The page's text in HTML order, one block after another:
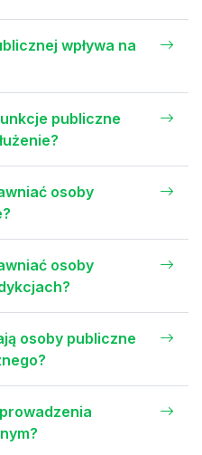
wpływa na
publiczne
osoby
osoby
osoby publiczne